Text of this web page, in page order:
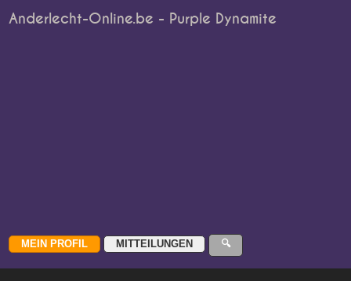
Anderlecht-Online.be - Purple Dynamite